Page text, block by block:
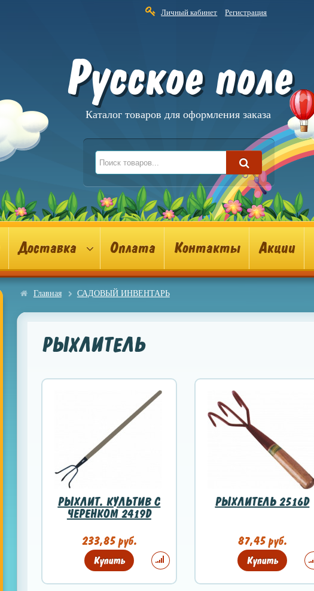
Личный кабинет Регистрация
Русское поле
Каталог товаров для оформления заказа
Доставка Оплата Контакты Акции
Главная САДОВЫЙ ИНВЕНТАРЬ
РЫХЛИТЕЛЬ
РЫХЛИТ. КУЛЬТИВ С
ЧЕРЕНКОМ 2419D
233,85 руб.
Купить
РЫХЛИТЕЛЬ 2516D
87,45 руб.
Купить